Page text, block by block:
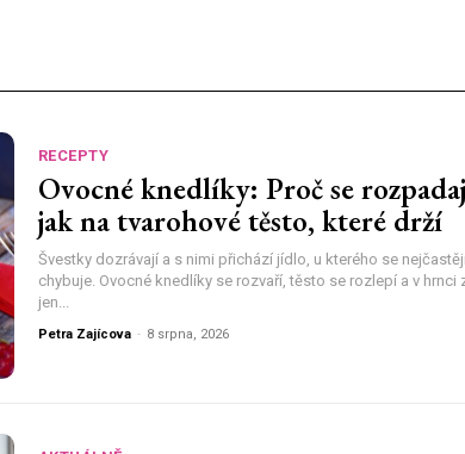
RECEPTY
Ovocné knedlíky: Proč se
jak na tvarohové těsto, které drží
Švestky dozrávají a s nimi přichází jídlo, u kterého se nejčastěji
chybuje. Ovocné knedlíky se rozvaří, těsto se rozlepí a v hrnci
jen...
Petra Zajícova - 8 srpna, 2026